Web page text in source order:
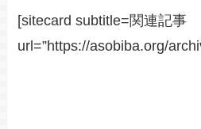
[sitecard subtitle=関連記事
url=”https://asobiba.org/